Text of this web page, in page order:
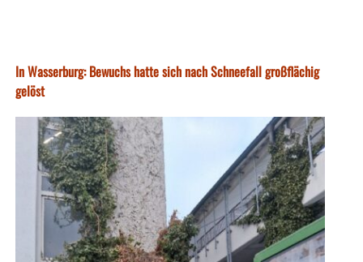
In Wasserburg: Bewuchs hatte sich nach Schneefall großflächig
gelöst